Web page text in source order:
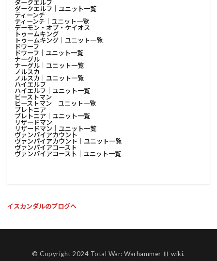
ダークエルフ
ダークエルフ│ユニット一覧
ティーンチ
ティーンチ│ユニット一覧
デーモン・オブ・ケイオス
トゥームキング
トゥームキング│ユニット一覧
ドワーフ
ドワーフ│ユニット一覧
ナーグル
ナーグル│ユニット一覧
ノルスカ
ノルスカ│ユニット一覧
ハイエルフ
ハイエルフ│ユニット一覧
ビーストマン
ビーストマン│ユニット一覧
ブレトニア
ブレトニア│ユニット一覧
リザードマン
リザードマン│ユニット一覧
ヴァンパイアカウント
ヴァンパイアカウント│ユニット一覧
ヴァンパイアコースト
ヴァンパイアコースト│ユニット一覧
イスカンダルのブログへ
© Copyright 2024 Total War: Warhammer Ⅲ wiki.